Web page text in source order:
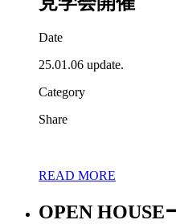
Date
25.01.06 update.
Category
Share
READ MORE
OPEN HOUSE